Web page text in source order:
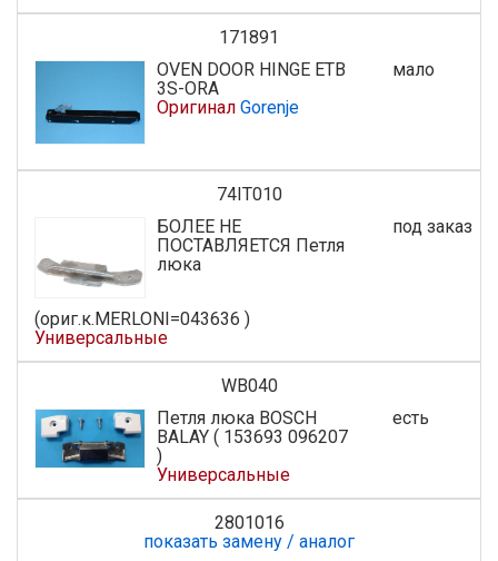
171891
OVEN DOOR HINGE ETB
3S-ORA
Оригинал Gorenje
мало
74IT010
БОЛЕЕ НЕ
ПОСТАВЛЯЕТСЯ Петля
люка
(ориг.к.MERLONI=043636 )
Универсальные
под заказ
WB040
Петля люка BOSCH
BALAY ( 153693 096207
)
Универсальные
есть
2801016
показать замену / аналог